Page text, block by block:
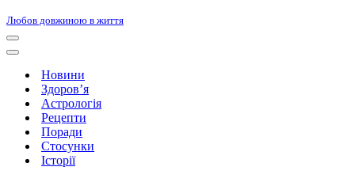
Любов довжиною в життя
Меню
навігації
Меню
навігаціїНовини
Здоров’я
Астрологія
Рецепти
Поради
Стосунки
Історії